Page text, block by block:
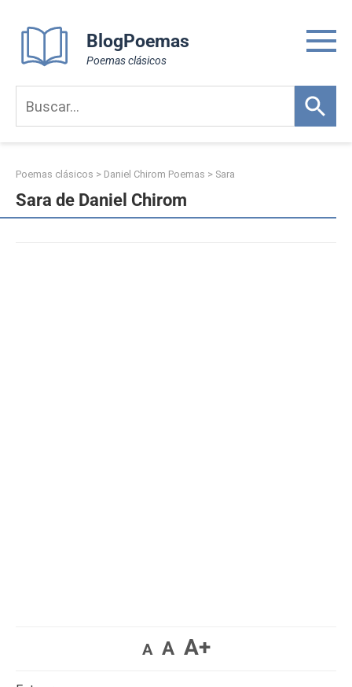
content
BlogPoemas
Poemas clásicos
Poemas clásicos > Daniel Chirom Poemas > Sara
Sara de Daniel Chirom
A A A+